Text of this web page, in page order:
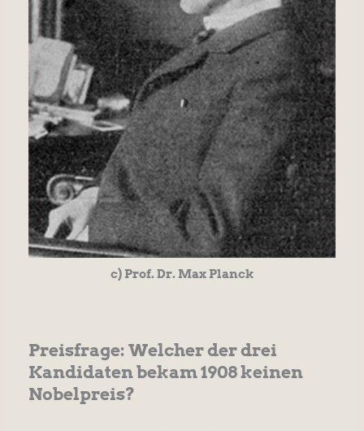
c) Prof. Dr. Max Planck
Preisfrage: Welcher der drei
Kandidaten bekam 1908 keinen
Nobelpreis?